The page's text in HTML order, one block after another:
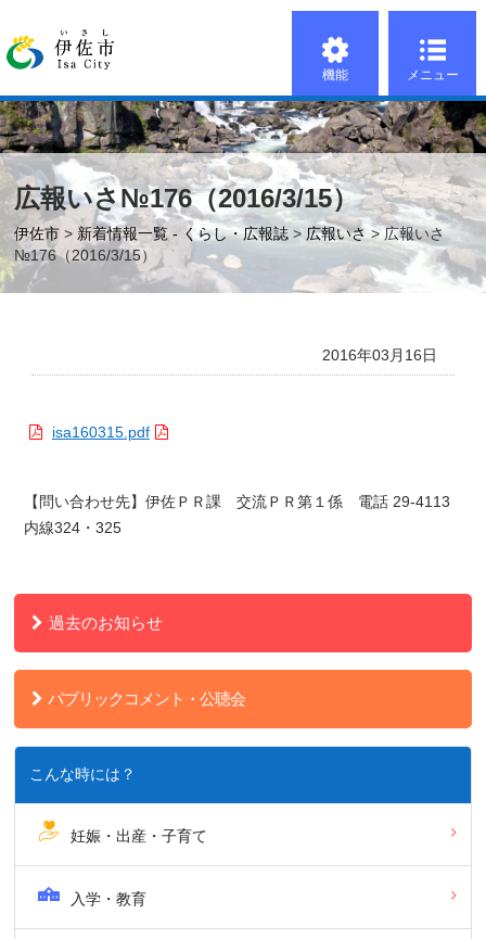
機能 メニュー
広報いさ№176（2016/3/15）
伊佐市 > 新着情報一覧 - くらし・広報誌 > 広報いさ> 広報いさ
№176（2016/3/15）
2016年03月16日
isa160315.pdf
【問い合わせ先】伊佐ＰＲ課 交流ＰＲ第１係 電話 29-4113
内線324・325
過去のお知らせ
パブリックコメント・公聴会
こんな時には？
妊娠・出産・子育て
入学・教育